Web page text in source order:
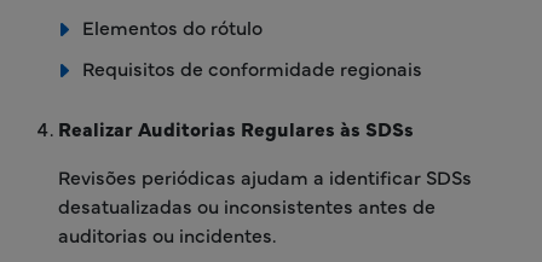
Elementos do rótulo
Requisitos de conformidade regionais
Realizar Auditorias Regulares às SDSs
Revisões periódicas ajudam a identificar SDSs
desatualizadas ou inconsistentes antes de
auditorias ou incidentes.